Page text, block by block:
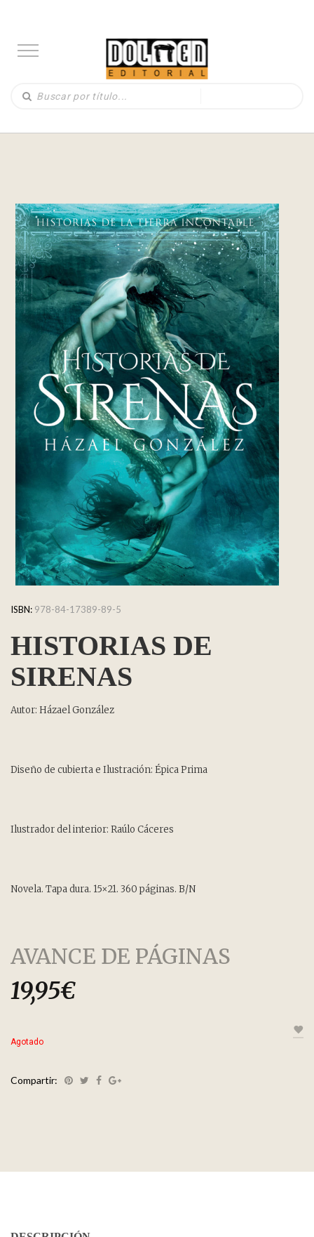
ISBN: 978-84-17389-89-5
HISTORIAS DE
SIRENAS
Autor: Házael González
Diseño de cubierta e Ilustración: Épica Prima
Ilustrador del interior: Raúlo Cáceres
Novela. Tapa dura. 15×21. 360 páginas. B/N
AVANCE DE PÁGINAS
19,95€
Agotado
Compartir: